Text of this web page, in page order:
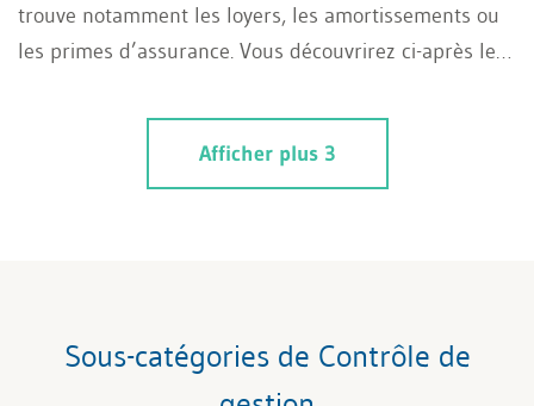
trouve notamment les loyers, les amortissements ou
les primes d’assurance. Vous découvrirez ci-après les
risques qu’ils représentent ainsi que les moyens
d’optimiser ces coûts.Afficher plus 3
Sous-catégories de Contrôle de